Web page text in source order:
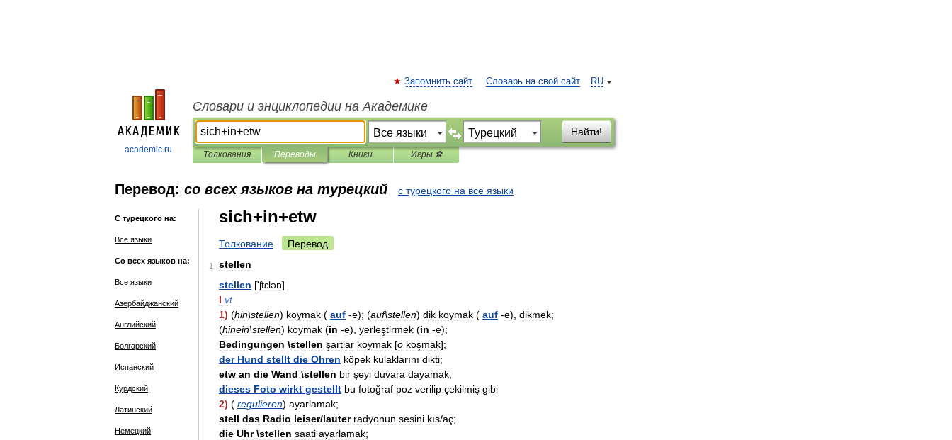
academic.ru
RU
Запомнить сайт Словарь на свой сайт
Словари и энциклопедии на Академике
Найти!
Толкования Переводы Книги Игры ⚽
Перевод: со всех языков на турецкий с турецкого на все языки
С турецкого на:
Все языки
Со всех языков на:
Все языки
Азербайджанский
Английский
Болгарский
Испанский
Курдский
Латинский
Немецкий
sich+in+etw
Толкование Перевод
1
stellen
stellen ['ʃtɛlən]
I vt
1) (hin\stellen) koymak ( auf -e); (auf\stellen) dik koymak ( auf -e), dikmek;
(hinein\stellen) koymak (in -e), yerleştirmek (in -e);
Bedingungen \stellen şartlar koymak [o koşmak];
der Hund stellt die Ohren köpek kulaklarını dikti;
etw an die Wand \stellen bir şeyi duvara dayamak;
dieses Foto wirkt gestellt bu fotoğraf poz verilip çekilmiş gibi
2) ( regulieren) ayarlamak;
stell das Radio leiser/lauter radyonun sesini kıs/aç;
die Uhr\stellen saati ayarlamak;